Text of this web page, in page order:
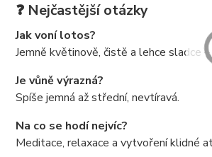
❓ Nejčastější otázky
Jak voní lotos?
Jemně květinově, čistě a lehce sladce
Je vůně výrazná?
Spíše jemná až střední, nevtíravá.
Na co se hodí nejvíc?
Meditace, relaxace a vytvoření klidné